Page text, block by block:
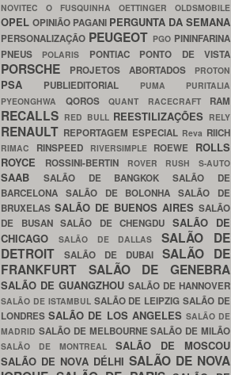
NOVITEC O FUSQUINHA OETTINGER OLDSMOBILE
OPEL OPINIÃO PAGANI PERGUNTA DA SEMANA
PERSONALIZAÇÃO PEUGEOT PGO PININFARINA
PNEUS
POLARIS PONTIAC PONTO DE VISTA
PORSCHE PROJETOS ABORTADOS PROTON
PSA PUBLIEDITORIAL PUMA PURITALIA
PYEONGHWA QOROS QUANT RACECRAFT RAM
RECALLS RED BULL REESTILIZAÇÕES RELY
RENAULT REPORTAGEM ESPECIAL Reva RIICH
RIMAC RINSPEED RIVERSIMPLE ROEWE ROLLS
ROYCE
ROSSINI-BERTIN ROVER RUSH S-AUTO
SAAB SALÃO DE BANGKOKSALÃO DE
BARCELONA SALÃO DE BOLONHASALÃO DE
BRUXELAS SALÃO DE BUENOS AIRES SALÃO
DE BUSAN SALÃO DE CHENGDU SALÃO DE
CHICAGO
SALÃO DE DALLASSALÃO DE
DETROIT
SALÃO DE DUBAI SALÃO DE
FRANKFURT SALÃO DE GENEBRA
SALÃO DE GUANGZHOU SALÃO DE HANNOVER
SALÃO DE ISTAMBUL SALÃO DE LEIPZIGSALÃO DE
LONDRESSALÃO DE LOS ANGELES SALÃO DE
MADRID SALÃO DE MELBOURNESALÃO DE MILÃO
SALÃO DE MONTREAL SALÃO DE MOSCOU
SALÃO DE NOVA DÉLHI SALÃO DE NOVA